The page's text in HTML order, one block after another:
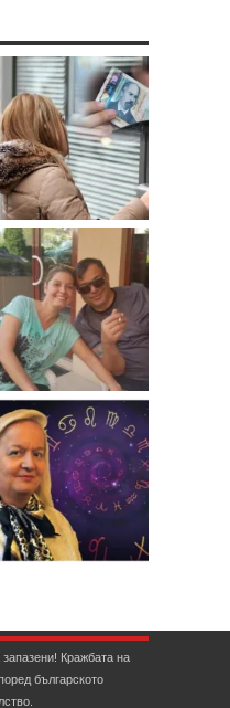
Кражбата на
българското